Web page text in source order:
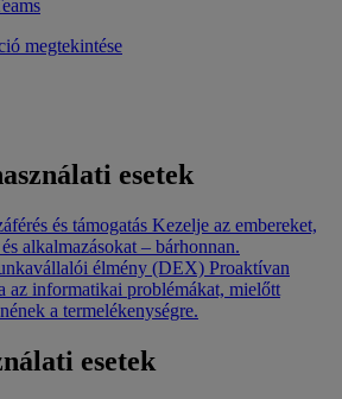
megtekintése
esetek
és támogatás Kezelje az embereket,
alkalmazásokat – bárhonnan.
élmény (DEX) Proaktívan
az informatikai problémákat, mielőtt
a termelékenységre.
esetek